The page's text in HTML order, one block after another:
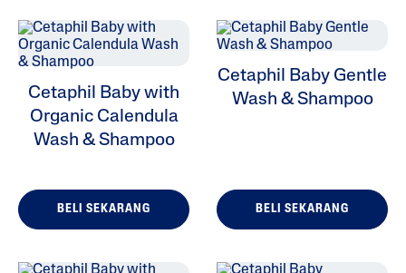
Cetaphil Baby with
Organic Calendula
Wash & Shampoo
BELI SEKARANG
Cetaphil Baby Gentle
Wash & Shampoo
BELI SEKARANG